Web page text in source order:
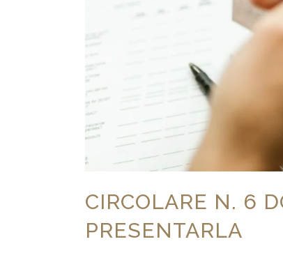
CIRCOLARE N. 6
PRESENTARLA